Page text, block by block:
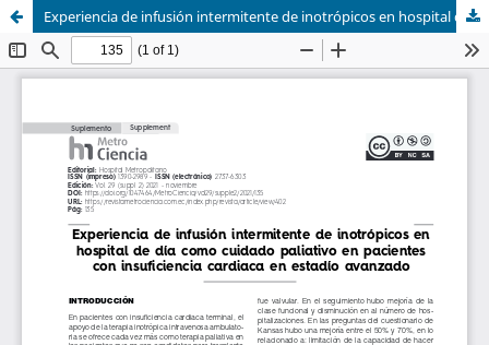
Experiencia de infusión intermitente de inotrópicos en hospital de día como cuidado paliativo en pacientes con insuficiencia cardiaca en estadío avanzado